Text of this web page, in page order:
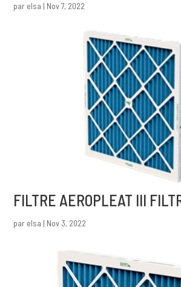
par elsa | Nov 7, 2022
FILTRE AEROPLEAT III
par elsa | Nov 3, 2022